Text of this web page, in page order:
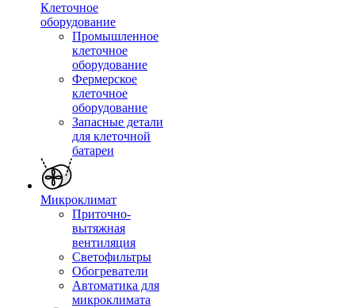
Клеточное
оборудование
Промышленное
клеточное
оборудование
Фермерское
клеточное
оборудование
Запасные детали
для клеточной
батареи
Микроклимат
Приточно-
вытяжная
вентиляция
Светофильтры
Обогреватели
Автоматика для
микроклимата